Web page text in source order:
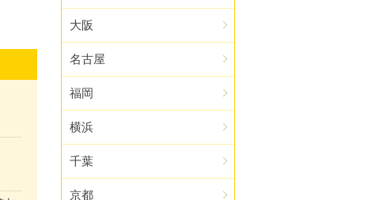
大阪
名古屋
福岡
横浜
千葉
京都